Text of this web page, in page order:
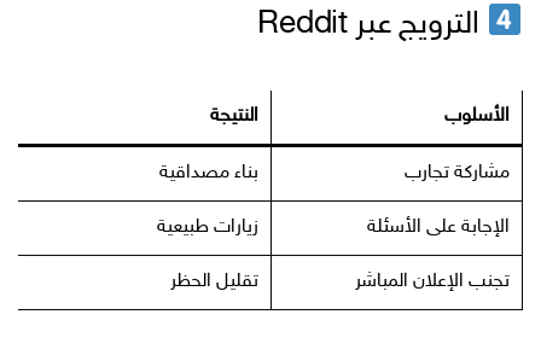
الترويج عبر Reddit
الأسلوب النتيجة
مشاركة تجارب بناء مصداقية
الإجابة على الأسئلة زيارات طبيعية
تجنب الإعلان المباشر تقليل الحظر